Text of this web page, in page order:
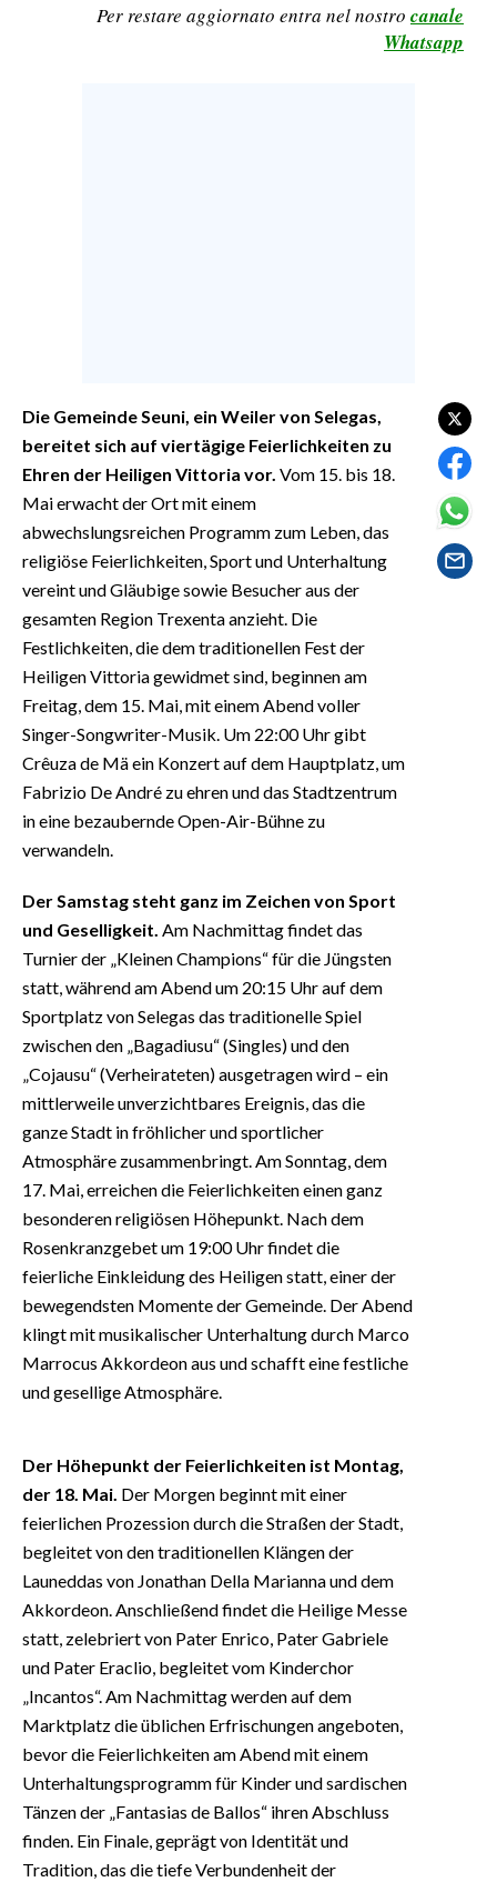
#CARAUNIONE
INSULARITÀ
FOTO
ABBONATI
ANNUNCI
NECROLOGI
PUBBLICITÀ
Per restare aggiornato entra nel nostro canale
Whatsapp
Die Gemeinde Seuni, ein Weiler von Selegas,
bereitet sich auf viertägige Feierlichkeiten zu
Ehren der Heiligen Vittoria vor. Vom 15. bis 18.
Mai erwacht der Ort mit einem
abwechslungsreichen Programm zum Leben, das
religiöse Feierlichkeiten, Sport und Unterhaltung
vereint und Gläubige sowie Besucher aus der
gesamten Region Trexenta anzieht. Die
Festlichkeiten, die dem traditionellen Fest der
Heiligen Vittoria gewidmet sind, beginnen am
Freitag, dem 15. Mai, mit einem Abend voller
Singer-Songwriter-Musik. Um 22:00 Uhr gibt
Crêuza de Mä ein Konzert auf dem Hauptplatz, um
Fabrizio De André zu ehren und das Stadtzentrum
in eine bezaubernde Open-Air-Bühne zu
verwandeln.
Der Samstag steht ganz im Zeichen von Sport
und Geselligkeit. Am Nachmittag findet das
Turnier der „Kleinen Champions“ für die Jüngsten
statt, während am Abend um 20:15 Uhr auf dem
Sportplatz von Selegas das traditionelle Spiel
zwischen den „Bagadiusu“ (Singles) und den
„Cojausu“ (Verheirateten) ausgetragen wird – ein
mittlerweile unverzichtbares Ereignis, das die
ganze Stadt in fröhlicher und sportlicher
Atmosphäre zusammenbringt. Am Sonntag, dem
17. Mai, erreichen die Feierlichkeiten einen ganz
besonderen religiösen Höhepunkt. Nach dem
Rosenkranzgebet um 19:00 Uhr findet die
feierliche Einkleidung des Heiligen statt, einer der
bewegendsten Momente der Gemeinde. Der Abend
klingt mit musikalischer Unterhaltung durch Marco
Marrocus Akkordeon aus und schafft eine festliche
und gesellige Atmosphäre.
Der Höhepunkt der Feierlichkeiten ist Montag,
der 18. Mai. Der Morgen beginnt mit einer
feierlichen Prozession durch die Straßen der Stadt,
begleitet von den traditionellen Klängen der
Launeddas von Jonathan Della Marianna und dem
Akkordeon. Anschließend findet die Heilige Messe
statt, zelebriert von Pater Enrico, Pater Gabriele
und Pater Eraclio, begleitet vom Kinderchor
„Incantos“. Am Nachmittag werden auf dem
Marktplatz die üblichen Erfrischungen angeboten,
bevor die Feierlichkeiten am Abend mit einem
Unterhaltungsprogramm für Kinder und sardischen
Tänzen der „Fantasias de Ballos“ ihren Abschluss
finden. Ein Finale, geprägt von Identität und
Tradition, das die tiefe Verbundenheit der